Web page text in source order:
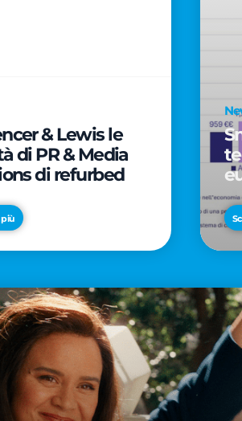
& Lewis le
di PR & Media
di refurbed
più